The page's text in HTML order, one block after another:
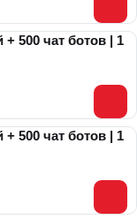
500 чат ботов | 1
500 чат ботов | 1